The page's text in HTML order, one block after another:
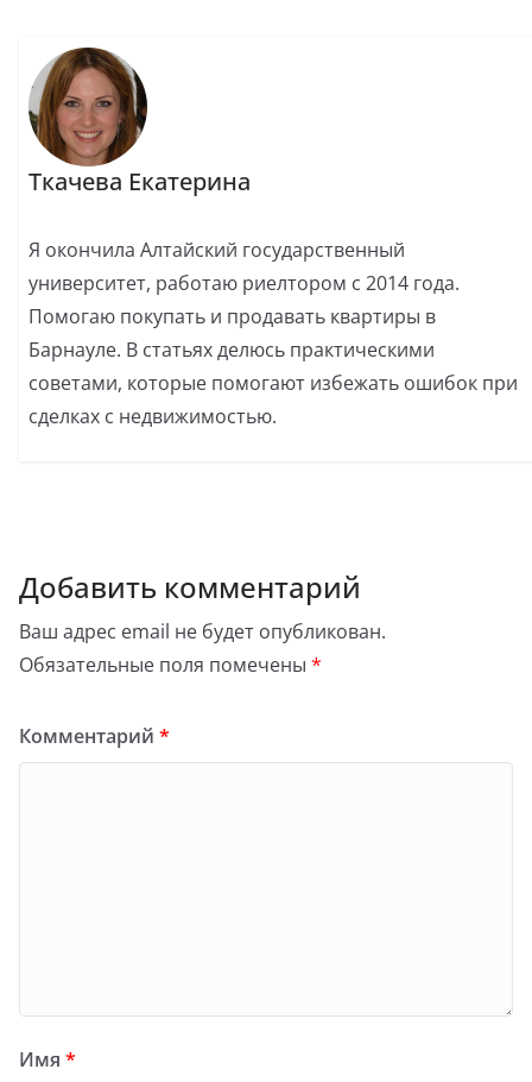
Ткачева Екатерина
Я окончила Алтайский государственный
университет, работаю риелтором с 2014 года.
Помогаю покупать и продавать квартиры в
Барнауле. В статьях делюсь практическими
советами, которые помогают избежать ошибок при
сделках с недвижимостью.
Добавить комментарий
Ваш адрес email не будет опубликован.
Обязательные поля помечены *
Комментарий *
Имя *